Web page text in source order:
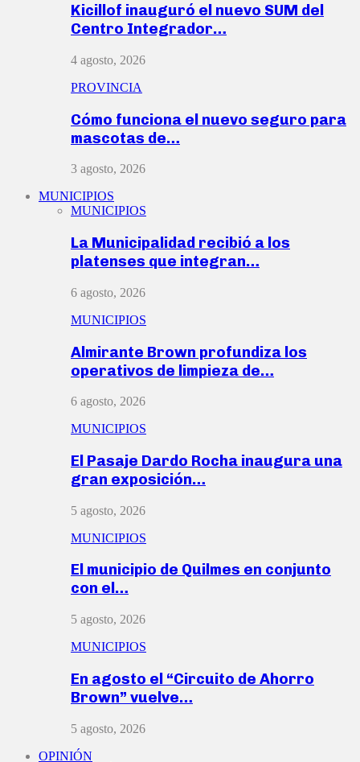
Kicillof inauguró el nuevo SUM del
Centro Integrador…
4 agosto, 2026
PROVINCIA
Cómo funciona el nuevo seguro para
mascotas de…
3 agosto, 2026
MUNICIPIOS
MUNICIPIOS
La Municipalidad recibió a los
platenses que integran…
6 agosto, 2026
MUNICIPIOS
Almirante Brown profundiza los
operativos de limpieza de…
6 agosto, 2026
MUNICIPIOS
El Pasaje Dardo Rocha inaugura una
gran exposición…
5 agosto, 2026
MUNICIPIOS
El municipio de Quilmes en conjunto
con el…
5 agosto, 2026
MUNICIPIOS
En agosto el “Circuito de Ahorro
Brown” vuelve…
5 agosto, 2026
OPINIÓN